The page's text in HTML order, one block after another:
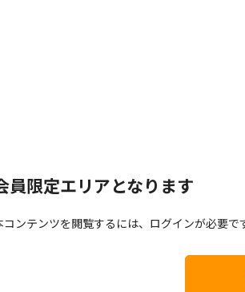
員限定エリアとなります
コンテンツを閲覧するには、ログインが必要で